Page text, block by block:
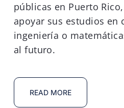
públicas en Puerto
apoyar sus estudios en
ingeniería o
al futuro.
READ MORE